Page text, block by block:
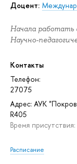
доцент:
Начала работать
Научно-
Контакты
Телефон:
27075
Адрес: АУК
R405
Время
Расписание